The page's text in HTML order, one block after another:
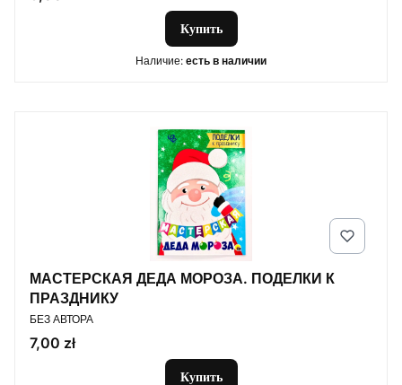
Купить
Наличие: есть в наличии
МАСТЕРСКАЯ ДЕДА МОРОЗА. ПОДЕЛКИ К
ПРАЗДНИКУ
ПРОИЗВОДИТЕЛЬ
БЕЗ АВТОРА
Цена
7,00 zł
Купить